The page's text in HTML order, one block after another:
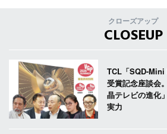
クローズアップ
CLOSEUP
TCL「SQD-Mini
受賞記念座談会
晶テレビの進化
実力